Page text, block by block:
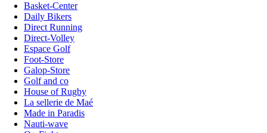
Basket-Center
Daily Bikers
Direct Running
Direct-Volley
Espace Golf
Foot-Store
Galop-Store
Golf and co
House of Rugby
La sellerie de Maé
Made in Paradis
Nauti-wave